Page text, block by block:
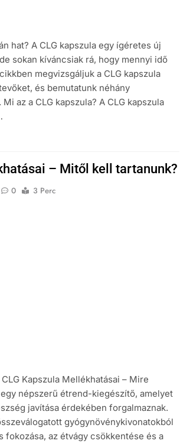
hat? A CLG kapszula egy ígéretes új
sokan kíváncsiak rá, hogy mennyi idő
megvizsgáljuk a CLG kapszula
és bemutatunk néhány
az a CLG kapszula? A CLG kapszula
– Mitől kell tartanunk?
0 3 Perc
Kapszula Mellékhatásai – Mire
népszerű étrend-kiegészítő, amelyet
javítása érdekében forgalmaznak.
gyógynövénykivonatokból
fokozása, az étvágy csökkentése és a